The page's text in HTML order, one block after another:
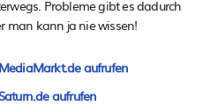
Probleme gibt es dadurch
man kann ja nie wissen!
aufrufen
aufrufen